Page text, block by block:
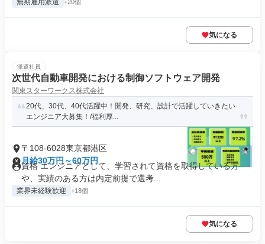
無期雇用派遣 +20個
気になる
派遣社員
次世代自動車開発における制御ソフトウェア開発
関東スターワークス株式会社
20代、30代、40代活躍中！開発、研究、設計で活躍していきたい
エンジニア大募集！/福利厚...
〒108-6028東京都港区
月給30万円～60万円
資格 エンジニアとして、学習されて資格を取得している方
や、実績のある方は内定前提で選考...
業界未経験歓迎 +18個
気になる